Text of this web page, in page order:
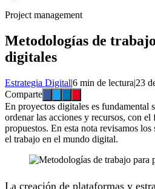
Project management
Metodologías de
digitales
Estrategia Digital|6 min de lectura|23
Comparte
En proyectos digitales es fundamental
ordenar las acciones y recursos, con
propuestos. En esta nota revisamos los
el trabajo en el mundo digital.
La creación de plataformas y